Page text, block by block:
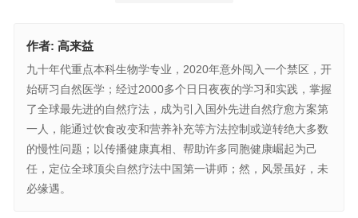
作者: 高来益
九十年代重点本科生物学专业，2020年意外闯入一个禁区，开
始研习自然医学；经过2000多个日日夜夜的学习和实践，掌握
了全球最先进的自然疗法，成为引入国外先进自然疗愈方案第
一人，能通过饮食改变和营养补充等方法控制或逆转绝大多数
的慢性问题；以传播健康真相、帮助许多同胞健康崛起为己
任，定位全球顶尖自然疗法中国第一讲师；然，风景虽好，未
必缘遇。